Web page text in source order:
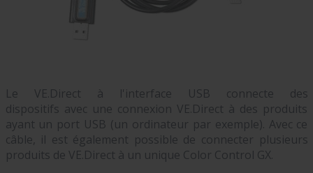
Le VE.Direct à l'interface USB connecte des
dispositifs avec une connexion VE.Direct à des produits
ayant un port USB (un ordinateur par exemple). Avec ce
câble, il est également possible de connecter plusieurs
produits de VE.Direct à un unique Color Control GX.